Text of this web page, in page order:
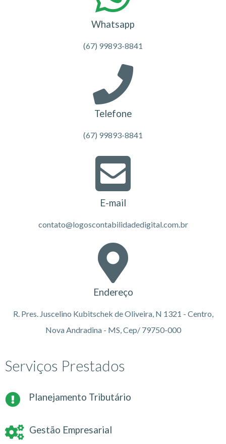
Whatsapp
(67) 99893-8841
Telefone
(67) 99893-8841
E-mail
contato@logoscontabilidadedigital.com.br
Endereço
R. Pres. Juscelino Kubitschek de Oliveira, N 1321 - Centro,
Nova Andradina - MS, Cep/ 79750-000
Serviços Prestados
Planejamento Tributário
Gestão Empresarial